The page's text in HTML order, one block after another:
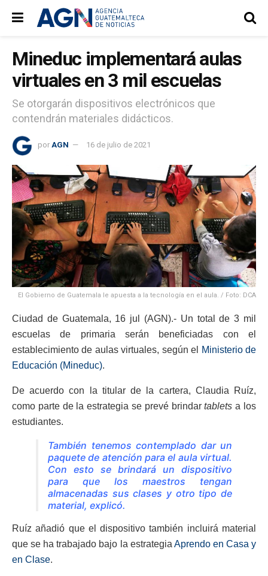
Mineduc implementará aulas
virtuales en 3 mil escuelas
Se otorgarán dispositivos electrónicos que
contendrán materiales didácticos.
por AGN 16 de julio de 2021
El Gobierno de Guatemala le apuesta a la tecnología en el aula. / Foto: DCA
Ciudad de Guatemala, 16 jul (AGN).- Un total de 3 mil
escuelas de primaria serán beneficiadas con el
establecimiento de aulas virtuales, según el
Ministerio de
Educación (Mineduc).
De acuerdo con la titular de la cartera, Claudia Ruíz,
como parte de la estrategia se prevé brindartabletsa los
estudiantes.
También tenemos contemplado dar un
paquete de atención para el aula virtual.
Con esto se brindará un dispositivo
para que los maestros tengan
almacenadas sus clases y otro tipo de
material, explicó.
Ruíz añadió que el dispositivo también incluirá material
que se ha trabajado bajo la estrategia Aprendo en Casa y
en Clase.